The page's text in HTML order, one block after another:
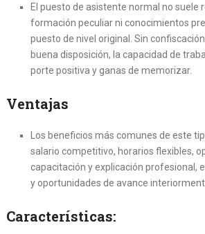
El puesto de asistente normal no suele
formación peculiar ni conocimientos
puesto de nivel original. Sin
buena disposición, la capacidad de
porte positiva y ganas de memorizar.
Ventajas
Los beneficios más comunes de este
salario competitivo, horarios flexibles,
capacitación y explicación profesional,
y oportunidades de avance
Características: